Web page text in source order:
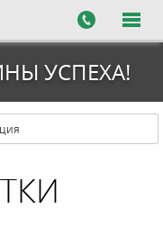
УСПЕХА!